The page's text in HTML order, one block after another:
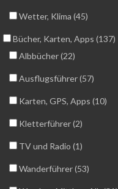
Wetter, Klima (45)
Bücher, Karten, Apps (137)
Albbücher (22)
Ausflugsführer (57)
Karten, GPS, Apps (10)
Kletterführer (2)
TV und Radio (1)
Wanderführer (53)